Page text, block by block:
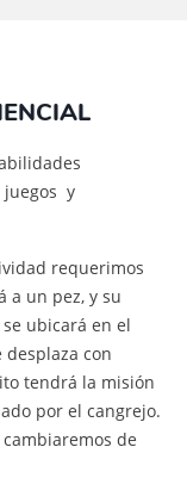
juegos y
requerimos
a un pez, y su
ubicará en el
con
tendrá la misión
por el cangrejo.
de